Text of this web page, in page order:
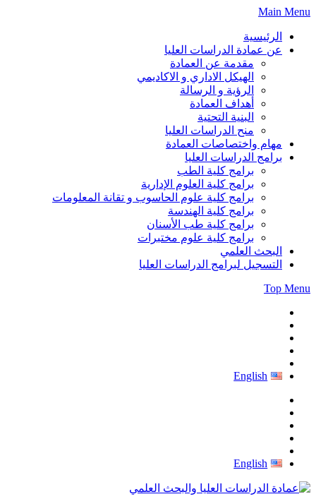
Skip
content
Main Menu
الرئيسية
عن عمادة الدراسات العليا
مقدمة عن العمادة
الهيكل الاداري و الاكاديمي
الرؤية و الرسالة
أهداف العمادة
البنية التحتية
منح الدراسات العليا
مهام واختصاصات العمادة
برامج الدراسات العليا
برامج كلية الطب
برامج كلية العلوم الإدارية
برامج كلية علوم الحاسوب و تقانة المعلومات
برامج كلية الهندسة
برامج كلية طب الأسنان
برامج كلية علوم مختبرات
البحث العلمي
التسجيل لبرامج الدراسات العليا
Top Menu
English
English